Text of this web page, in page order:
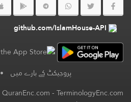
github.com/IslamHouse-API
پروجیکٹ کے بارے میں •
QuranEnc.com-TerminologyEnc.com